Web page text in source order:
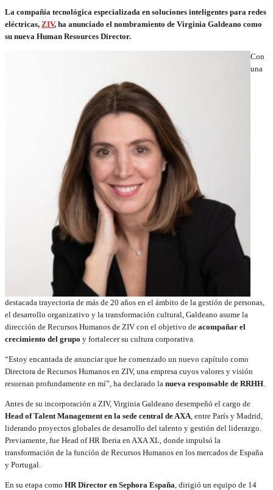
La compañía tecnológica especializada en soluciones inteligentes para redes
eléctricas, ZIV, ha anunciado el nombramiento de Virginia Galdeano como
su nueva Human Resources Director.
Con
una
destacada trayectoria de más de 20 años en el ámbito de la gestión de personas,
el desarrollo organizativo y la transformación cultural, Galdeano asume la
dirección de Recursos Humanos de ZIV con el objetivo de acompañar el
crecimiento del grupo y fortalecer su cultura corporativa.
“Estoy encantada de anunciar que he comenzado un nuevo capítulo como
Directora de Recursos Humanos en ZIV, una empresa cuyos valores y visión
resuenan profundamente en mí”, ha declarado la nueva responsable de RRHH.
Antes de su incorporación a ZIV, Virginia Galdeano desempeñó el cargo de
Head of Talent Management en la sede central de AXA, entre París y Madrid,
liderando proyectos globales de desarrollo del talento y gestión del liderazgo.
Previamente, fue Head of HR Iberia en AXA XL, donde impulsó la
transformación de la función de Recursos Humanos en los mercados de España
y Portugal.
En su etapa como HR Director en Sephora España, dirigió un equipo de 14